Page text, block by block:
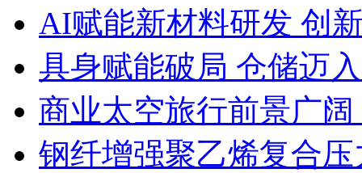
AI赋能新材料研发 创
具身赋能破局 仓储迈
商业太空旅行前景广
钢纤增强聚乙烯复合